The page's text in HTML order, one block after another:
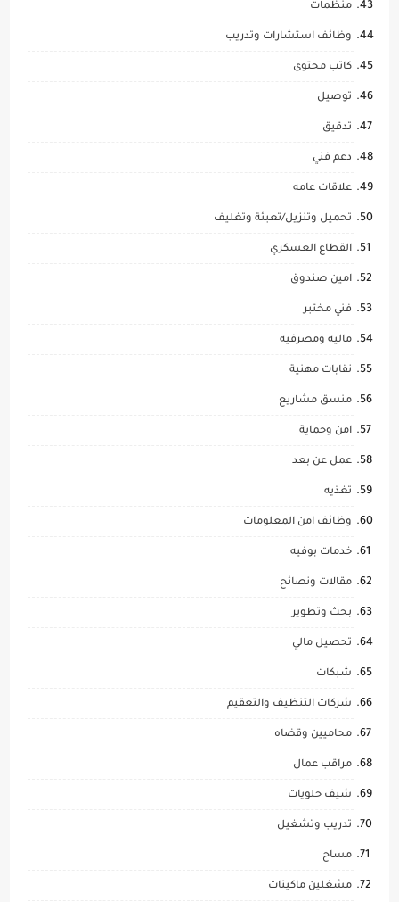
منظمات
وظائف استشارات وتدريب
كاتب محتوى
توصيل
تدقيق
دعم فني
علاقات عامه
تحميل وتنزيل/تعبئة وتغليف
القطاع العسكري
امين صندوق
فني مختبر
ماليه ومصرفيه
نقابات مهنية
منسق مشاريع
امن وحماية
عمل عن بعد
تغذيه
وظائف امن المعلومات
خدمات بوفيه
مقالات ونصائح
بحث وتطوير
تحصيل مالي
شبكات
شركات التنظيف والتعقيم
محاميين وقضاه
مراقب عمال
شيف حلويات
تدريب وتشغيل
مساح
مشغلين ماكينات